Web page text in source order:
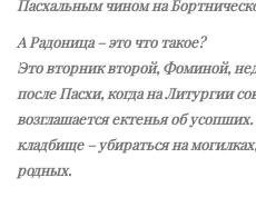
Пасхальным чином на
А Радоница – это что такое?
Это вторник второй, Фоминой,
после Пасхи, когда на Литургии
возглашается ектенья об
кладбище – убираться на
родных.